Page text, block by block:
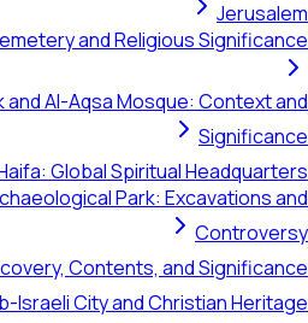
Mount of Olives: Jewish
Dome of the Rock and
Bahá'í World Centre in Haifa:
City of David
Dead Sea Scrolls: Discovery,
Nazareth: Arab-Israeli